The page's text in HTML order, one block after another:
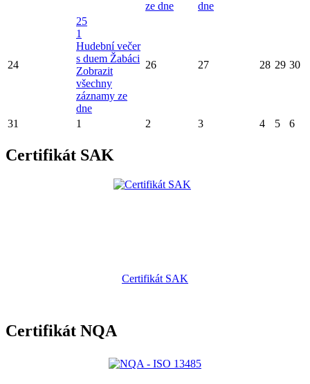
ze dne
dne
24
25
1
Hudební večer
s duem Žabáci
Zobrazit
všechny
záznamy ze
dne
26 27 28 29 30
31 1 2 3 4 5 6
Certifikát SAK
Certifikát SAK
Certifikát NQA